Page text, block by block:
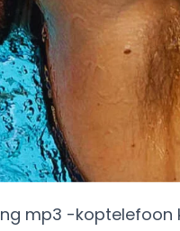
mp3 -koptelefoon